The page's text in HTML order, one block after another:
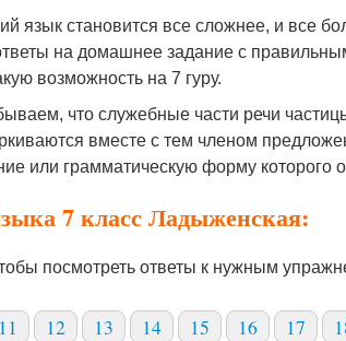
язык становится все сложнее, и все
на домашнее задание с
возможность на 7 гуру.
что служебные части речи
вместе с тем членом
или грамматическую форму которого
7 класс Ладыженская:
посмотреть ответы к нужным
11 12 13 14 15 16 17